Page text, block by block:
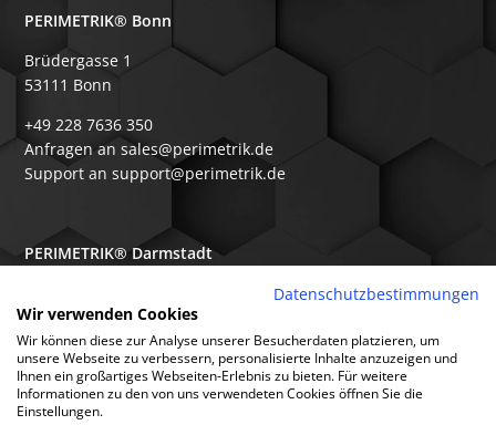
PERIMETRIK® Bonn
Brüdergasse 1
53111 Bonn
+49 228 7636 350
Anfragen an sales@perimetrik.de
Support an support@perimetrik.de
PERIMETRIK® Darmstadt
64367 Mühltal
+49 6151 3944 80
Anfragen an sales@perimetrik.de
Support an support@perimetrik.de
Datenschutzbestimmungen
Wir verwenden Cookies
Wir können diese zur Analyse unserer Besucherdaten platzieren, um
unsere Webseite zu verbessern, personalisierte Inhalte anzuzeigen und
Ihnen ein großartiges Webseiten-Erlebnis zu bieten. Für weitere
Informationen zu den von uns verwendeten Cookies öffnen Sie die
Einstellungen.